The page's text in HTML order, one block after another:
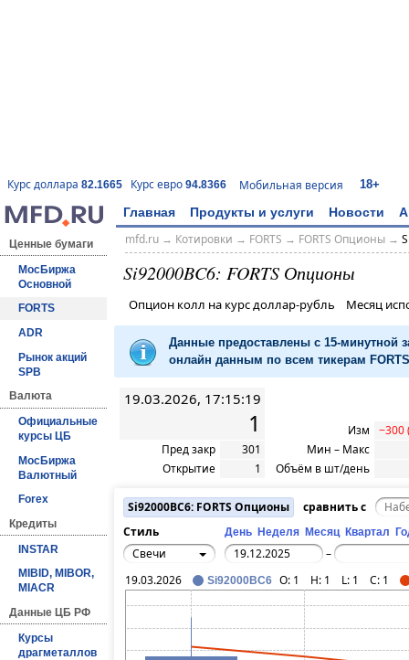
Курс доллара 82.1665 Курс евро 94.8366 Мобильная версия 18+
Главная Продукты и услуги Новости
Ценные бумаги
МосБиржа
Основной
FORTS
ADR
Рынок акций
SPB
Валюта
Официальные
курсы ЦБ
МосБиржа
Валютный
Forex
Кредиты
INSTAR
MIBID, MIBOR,
MIACR
Данные ЦБ РФ
Курсы
драгметаллов
mfd.ru→ Котировки → FORTS → FORTS Опционы→
Si92000BC6: FORTS Опционы
Опцион колл на курс доллар-рубль Месяц
Данные предоставлены с 15-минутной
онлайн данным по всем тикерам
19.03.2026, 17:15:19
1
Пред закр
301
Открытие
1
Изм
−300
Мин – Макс
Объём в шт/день
Si92000BC6: FORTS Опционы
сравнить с
Стиль
День Неделя Месяц Квартал
Свечи
–
19.03.2026
Si92000BC6 O: 1 H: 1 L: 1 C: 1